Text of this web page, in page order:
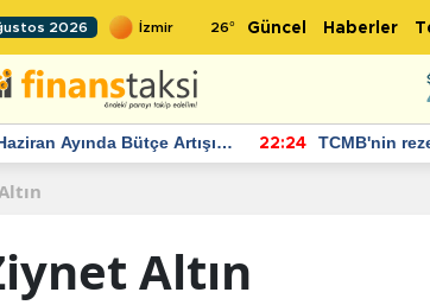
2026 26° Güncel Haberler
Ayında Bütçe Artışı
22:24
TCMB'nin
momentum
Altın